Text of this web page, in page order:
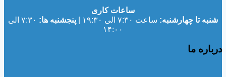
ساعات کاری
شنبه تا چهارشنبه: ساعت ۷:۳۰ الی ۱۹:۳۰ | پنجشنبه ها:
۷:۳۰ الی
۱۴:۰۰
درباره ما